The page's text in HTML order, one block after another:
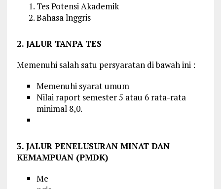
Tes Potensi Akademik
Bahasa lnggris
2. JALUR TANPA TES
Memenuhi salah satu persyaratan di bawah ini :
Memenuhi syarat umum
Nilai raport semester 5 atau 6 rata-rata
minimal 8,0.
3. JALUR PENELUSURAN MINAT DAN
KEMAMPUAN (PMDK)
Me